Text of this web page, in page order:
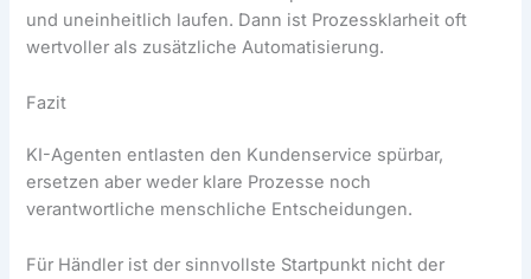
und uneinheitlich laufen. Dann ist Prozessklarheit oft
wertvoller als zusätzliche Automatisierung.
Fazit
KI-Agenten entlasten den Kundenservice spürbar,
ersetzen aber weder klare Prozesse noch
verantwortliche menschliche Entscheidungen.
Für Händler ist der sinnvollste Startpunkt nicht der